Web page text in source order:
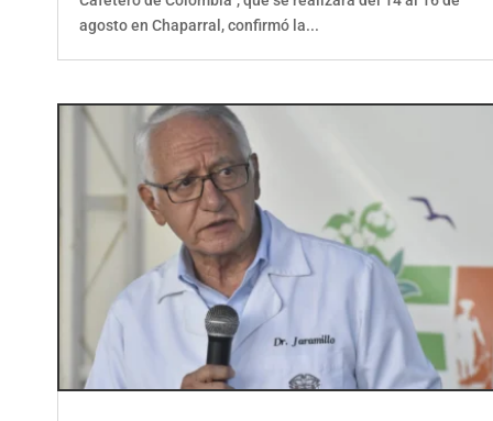
agosto en Chaparral, confirmó la...